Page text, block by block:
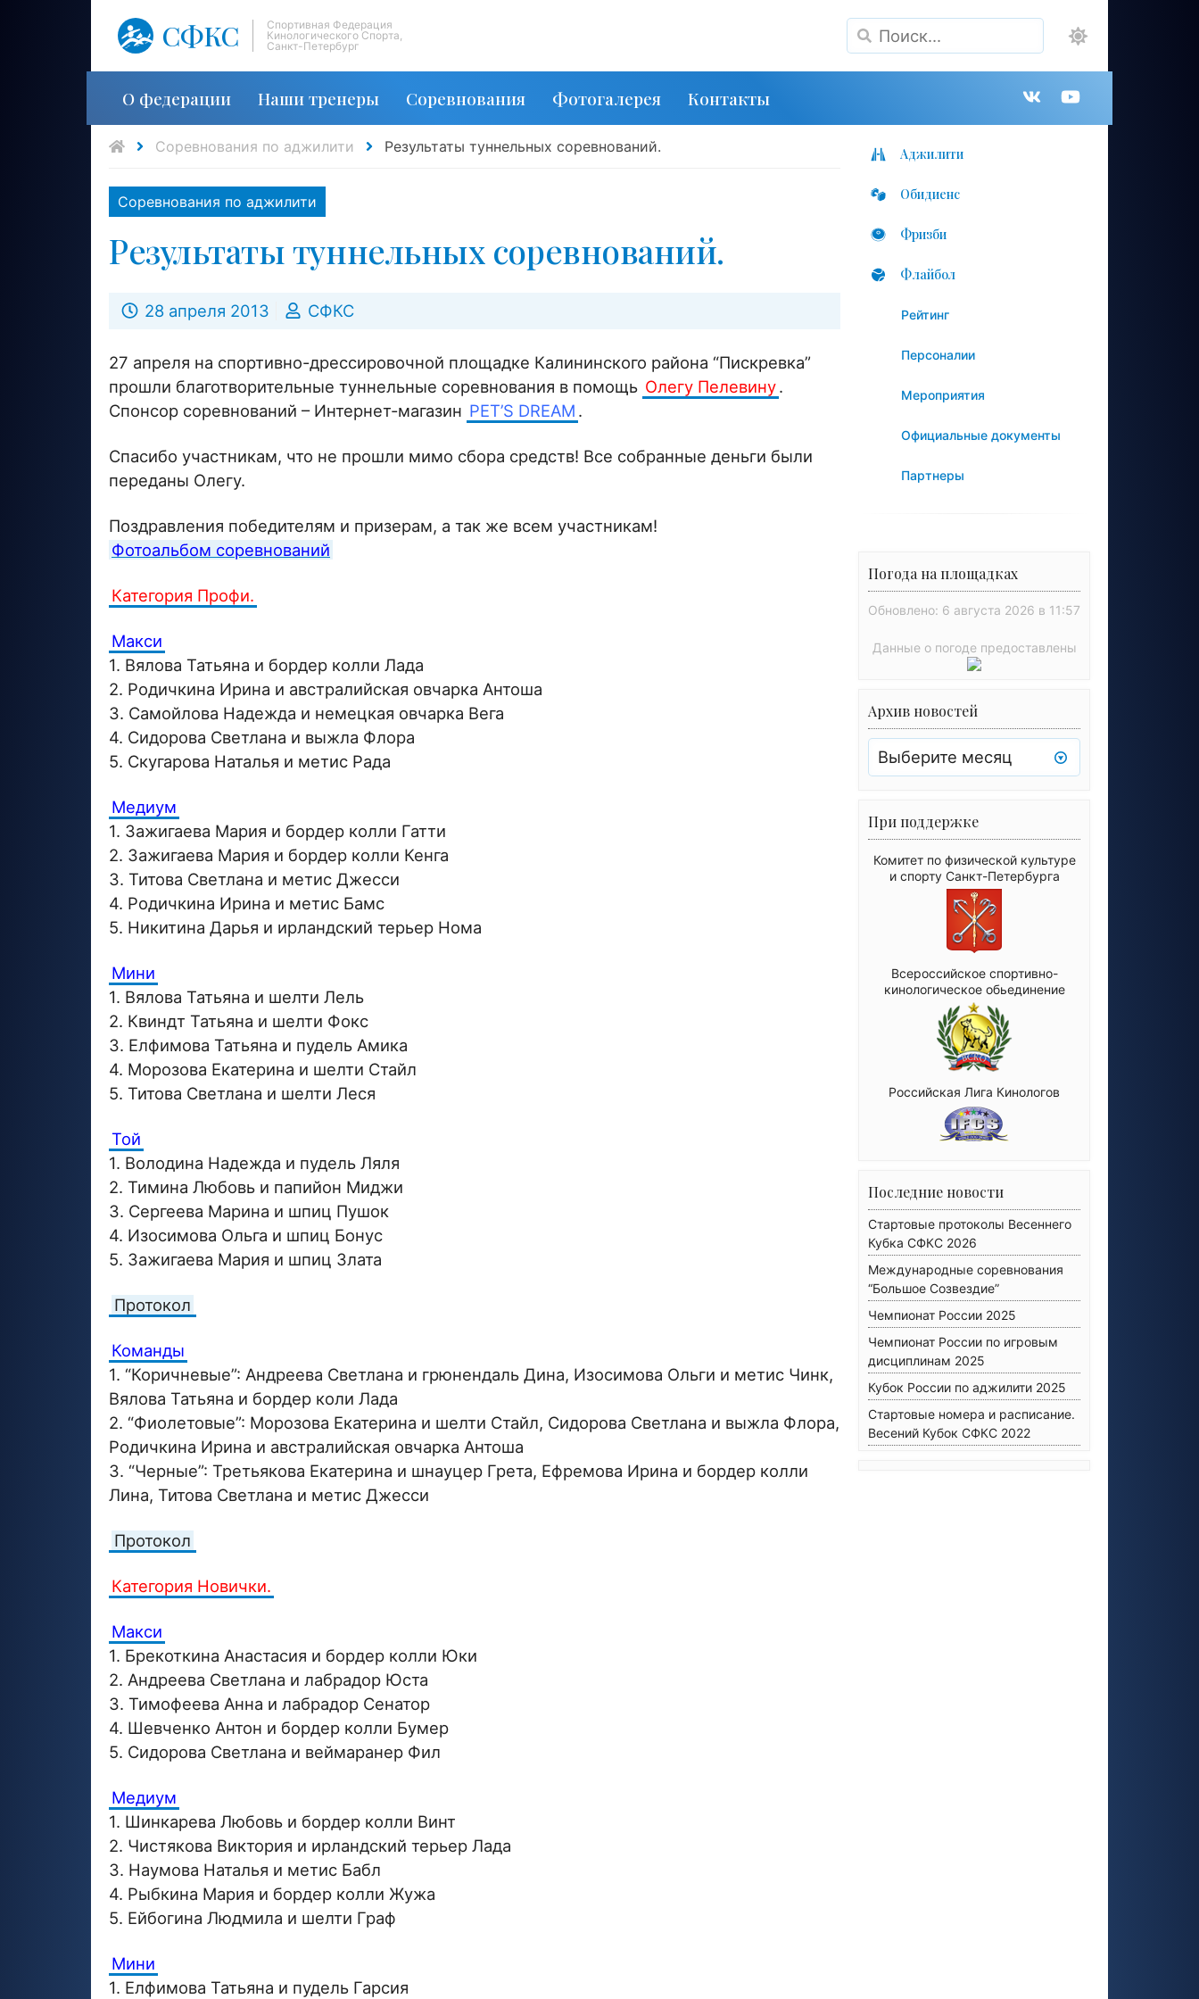
СФКС
Спортивная Федерация
Кинологического Спорта,
Санкт-Петербург
Поиск
О федерации Наши тренеры Соревнования Фотогалерея Контакты Группа
Соревнования по аджилити Результаты туннельных соревнований.
Соревнования по аджилити
Результаты туннельных соревнований.
28 апреля 2013 СФКС
27 апреля на спортивно-дрессировочной площадке Калининского района “Пискревка”
прошли благотворительные туннельные соревнования в помощь Олегу Пелевину.
Спонсор соревнований – Интернет-магазин PET’S DREAM .
Спасибо участникам, что не прошли мимо сбора средств! Все собранные деньги были
переданы Олегу.
Поздравления победителям и призерам, а так же всем участникам!
Фотоальбом соревнований
Категория Профи.
Макси
1. Вялова Татьяна и бордер колли Лада
2. Родичкина Ирина и австралийская овчарка Антоша
3. Самойлова Надежда и немецкая овчарка Вега
4. Сидорова Светлана и выжла Флора
5. Скугарова Наталья и метис Рада
Медиум
1. Зажигаева Мария и бордер колли Гатти
2. Зажигаева Мария и бордер колли Кенга
3. Титова Светлана и метис Джесси
4. Родичкина Ирина и метис Бамс
5. Никитина Дарья и ирландский терьер Нома
Мини
1. Вялова Татьяна и шелти Лель
2. Квиндт Татьяна и шелти Фокс
3. Елфимова Татьяна и пудель Амика
4. Морозова Екатерина и шелти Стайл
5. Титова Светлана и шелти Леся
Той
1. Володина Надежда и пудель Ляля
2. Тимина Любовь и папийон Миджи
3. Сергеева Марина и шпиц Пушок
4. Изосимова Ольга и шпиц Бонус
5. Зажигаева Мария и шпиц Злата
Протокол
Команды
1. “Коричневые”: Андреева Светлана и грюнендаль Дина, Изосимова Ольги и метис Чинк,
Вялова Татьяна и бордер коли Лада
2. “Фиолетовые”: Морозова Екатерина и шелти Стайл, Сидорова Светлана и выжла Флора,
Родичкина Ирина и австралийская овчарка Антоша
3. “Черные”: Третьякова Екатерина и шнауцер Грета, Ефремова Ирина и бордер колли
Лина, Титова Светлана и метис Джесси
Протокол
Категория Новички.
Макси
1. Брекоткина Анастасия и бордер колли Юки
2. Андреева Светлана и лабрадор Юста
3. Тимофеева Анна и лабрадор Сенатор
4. Шевченко Антон и бордер колли Бумер
5. Сидорова Светлана и веймаранер Фил
Медиум
1. Шинкарева Любовь и бордер колли Винт
2. Чистякова Виктория и ирландский терьер Лада
3. Наумова Наталья и метис Бабл
4. Рыбкина Мария и бордер колли Жужа
5. Ейбогина Людмила и шелти Граф
Мини
1. Елфимова Татьяна и пудель Гарсия
Аджилити
Обидиенс
Фризби
Флайбол
Рейтинг
Персоналии
Мероприятия
Официальные документы
Партнеры
Погода на площадках
Обновлено: 6 августа 2026 в 11:57
Данные о погоде предоставлены
Архив новостей
Архив
новостей
При поддержке
Комитет по физической культуре
и спорту Санкт-Петербурга
Всероссийское спортивно-
кинологическое обьединение
Российская Лига Кинологов
Последние новости
Стартовые протоколы Весеннего
Кубка СФКС 2026
Международные соревнования
“Большое Созвездие”
Чемпионат России 2025
Чемпионат России по игровым
дисциплинам 2025
Кубок России по аджилити 2025
Стартовые номера и расписание.
Весений Кубок СФКС 2022